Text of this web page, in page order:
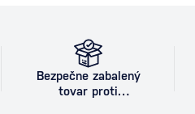
Bezpečne zabalený
tovar proti